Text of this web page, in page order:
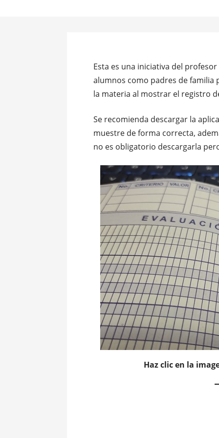
Esta es una iniciativa del
alumnos como padres de familia
la materia al mostrar el registro
Se recomienda descargar la
muestre de forma correcta,
no es obligatorio descargarla
Haz clic en la